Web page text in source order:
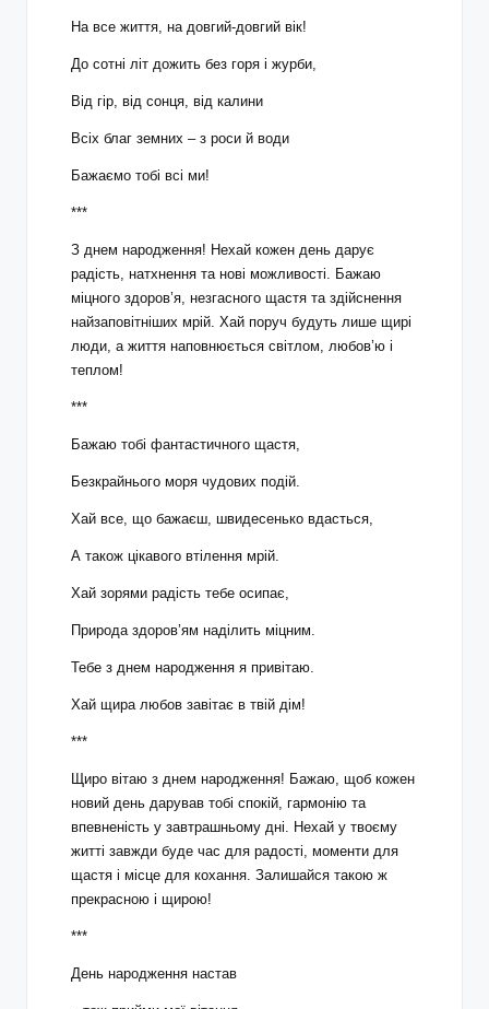
На все життя, на довгий-довгий вік!
До сотні літ дожить без горя і журби,
Від гір, від сонця, від калини
Всіх благ земних – з роси й води
Бажаємо тобі всі ми!
***
З днем народження! Нехай кожен день дарує
радість, натхнення та нові можливості. Бажаю
міцного здоров’я, незгасного щастя та здійснення
найзаповітніших мрій. Хай поруч будуть лише щирі
люди, а життя наповнюється світлом, любов’ю і
теплом!
***
Бажаю тобі фантастичного щастя,
Безкрайнього моря чудових подій.
Хай все, що бажаєш, швидесенько вдасться,
А також цікавого втілення мрій.
Хай зорями радість тебе осипає,
Природа здоров’ям наділить міцним.
Тебе з днем народження я привітаю.
Хай щира любов завітає в твій дім!
***
Щиро вітаю з днем народження! Бажаю, щоб кожен
новий день дарував тобі спокій, гармонію та
впевненість у завтрашньому дні. Нехай у твоєму
житті завжди буде час для радості, моменти для
щастя і місце для кохання. Залишайся такою ж
прекрасною і щирою!
***
День народження настав